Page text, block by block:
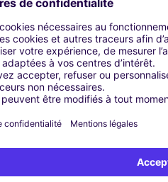
(AB)
(AR)
(F)
(FP)